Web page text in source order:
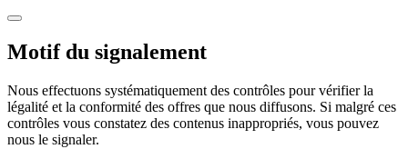
Motif du signalement
Nous effectuons systématiquement des contrôles pour vérifier la
légalité et la conformité des offres que nous diffusons. Si malgré ces
contrôles vous constatez des contenus inappropriés, vous pouvez
nous le signaler.